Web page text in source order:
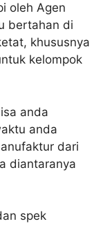
oleh Agen
bertahan di
khususnya
kelompok
anda
anda
dari
diantaranya
spek